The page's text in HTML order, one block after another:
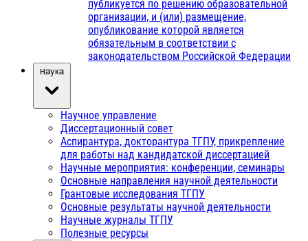
публикуется по решению образовательной
организации, и (или) размещение,
опубликование которой является
обязательным в соответствии с
законодательством Российской Федерации
Наука
Научное управление
Диссертационный совет
Аспирантура, докторантура ТГПУ, прикрепление
для работы над кандидатской диссертацией
Научные мероприятия: конференции, семинары
Основные направления научной деятельности
Грантовые исследования ТГПУ
Основные результаты научной деятельности
Научные журналы ТГПУ
Полезные ресурсы